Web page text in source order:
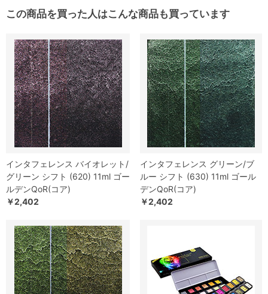
この商品を買った人はこんな商品も買っています
インタフェレンス バイオレット/
グリーン シフト (620) 11ml ゴー
ルデンQoR(コア)
￥2,402
インタフェレンス グリーン/ブ
ルー シフト (630) 11ml ゴール
デンQoR(コア)
￥2,402